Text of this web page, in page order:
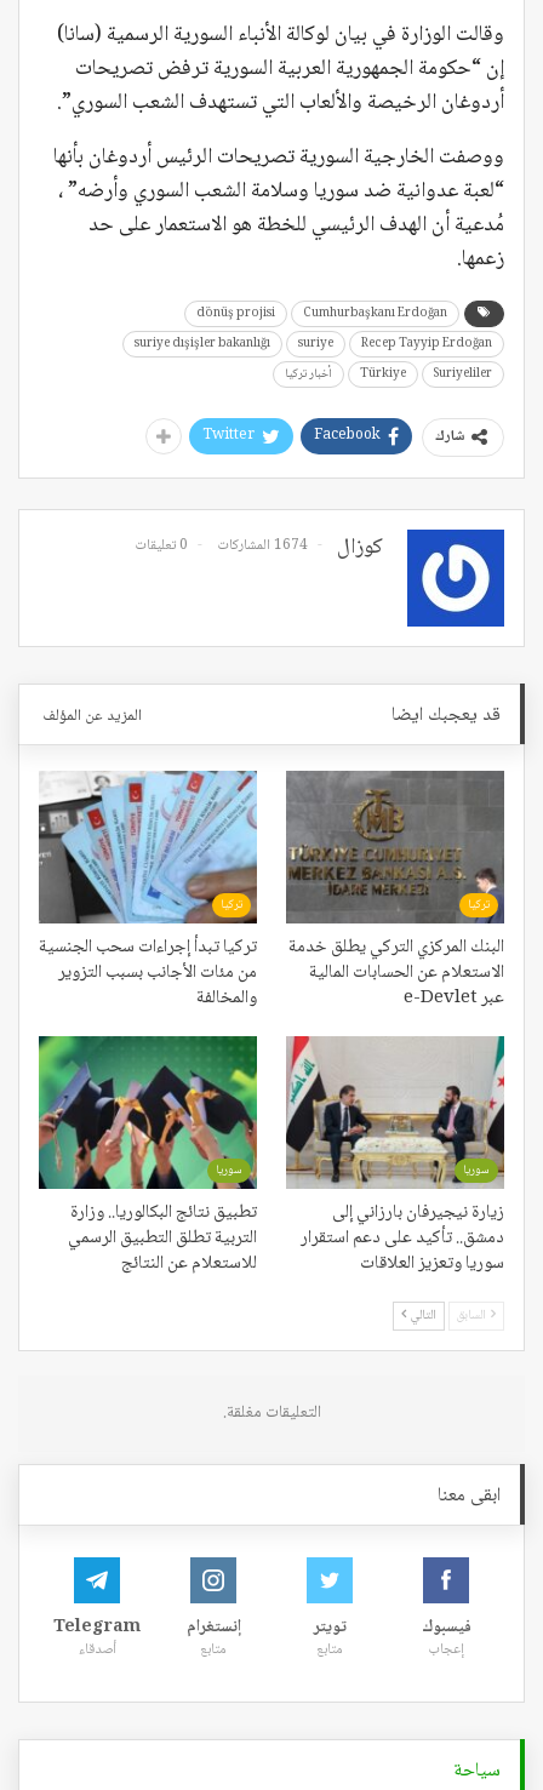
وقالت الوزارة في بيان لوكالة الأنباء السورية الرسمية (سانا)
إن “حكومة الجمهورية العربية السورية ترفض تصريحات
أردوغان الرخيصة والألعاب التي تستهدف الشعب السوري”.
ووصفت الخارجية السورية تصريحات الرئيس أردوغان بأنها
“لعبة عدوانية ضد سوريا وسلامة الشعب السوري وأرضه” ،
مُدعية أن الهدف الرئيسي للخطة هو الاستعمار على حد
زعمها.
Cumhurbaşkanı Erdoğan
dönüş projisi
Recep Tayyip Erdoğan
suriye
suriye dışişler bakanlığı
Suriyeliler
Türkiye أخبار تركيا
شارك Facebook
Twitter
كوزال 1674 المشاركات 0 تعليقات
قد يعجبك ايضا المزيد عن المؤلف
تركيا
البنك المركزي التركي يطلق خدمة
الاستعلام عن الحسابات المالية
عبر e-Devlet
تركيا
تركيا تبدأ إجراءات سحب الجنسية
من مئات الأجانب بسبب التزوير
والمخالفة
سوريا
زيارة نيجيرفان بارزاني إلى
دمشق.. تأكيد على دعم استقرار
سوريا وتعزيز العلاقات
سوريا
تطبيق نتائج البكالوريا.. وزارة
التربية تطلق التطبيق الرسمي
للاستعلام عن النتائج
السابق التالي
التعليقات مغلقة.
ابقى معنا
فيسبوك
إعجاب
تويتر
متابع
إنستغرام
متابع
Telegram
أصدقاء
سياحة